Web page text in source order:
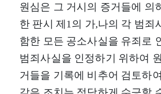
원심은 그 거시의 증거들에 의
한 판시 제1의 가,나의 각 범죄
함한 모든 공소사실을 유죄로
범죄사실을 인정하기 위하여
거들을 기록에 비추어 검토하